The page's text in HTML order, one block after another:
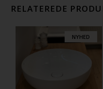
RELATEREDE
NYHED